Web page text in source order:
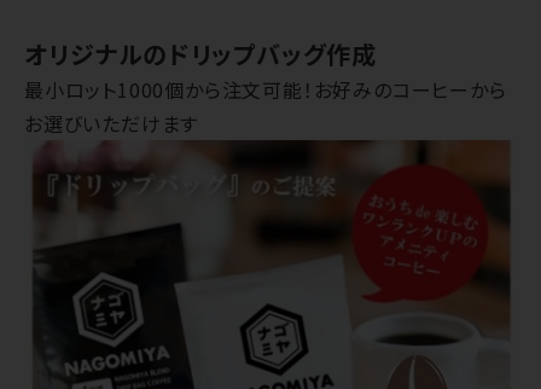
オリジナルのドリップバッグ作成
最小ロット1000個から注文可能！お好みのコーヒーから
お選びいただけます